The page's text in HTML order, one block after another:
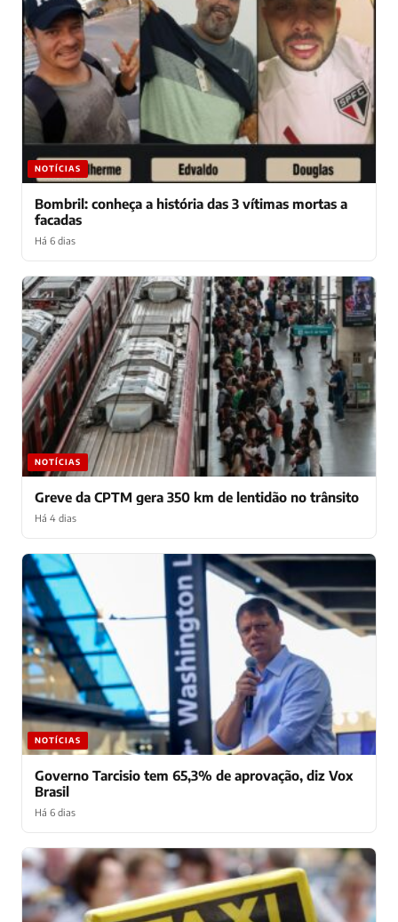
NOTÍCIAS
Bombril: conheça a história das 3 vítimas mortas a
facadas
Há 6 dias
NOTÍCIAS
Greve da CPTM gera 350 km de lentidão no trânsito
Há 4 dias
NOTÍCIAS
Governo Tarcisio tem 65,3% de aprovação, diz Vox
Brasil
Há 6 dias